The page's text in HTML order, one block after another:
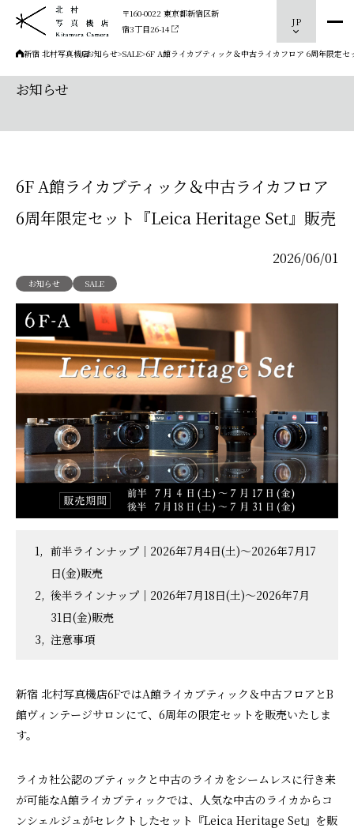
〒160-0022 東京都新宿区新
宿3丁目26-14
JP
新宿 北村写真機店
>お知らせ>SALE>6F A館ライカブティック＆中古ライカフロア 6周年限定
お知らせ
6F A館ライカブティック＆中古ライカフロア
6周年限定セット『Leica Heritage Set』販売
2026/06/01
お知らせ SALE
前半ラインナップ｜2026年7月4日(土)～2026年7月17
日(金)販売
後半ラインナップ｜2026年7月18日(土)～2026年7月
31日(金)販売
注意事項
新宿 北村写真機店6FではA館ライカブティック＆中古フロアとB
館ヴィンテージサロンにて、6周年の限定セットを販売いたしま
す。
ライカ社公認のブティックと中古のライカをシームレスに行き来
が可能なA館ライカブティックでは、人気な中古のライカからコ
ンシェルジュがセレクトしたセット『Leica Heritage Set』を販